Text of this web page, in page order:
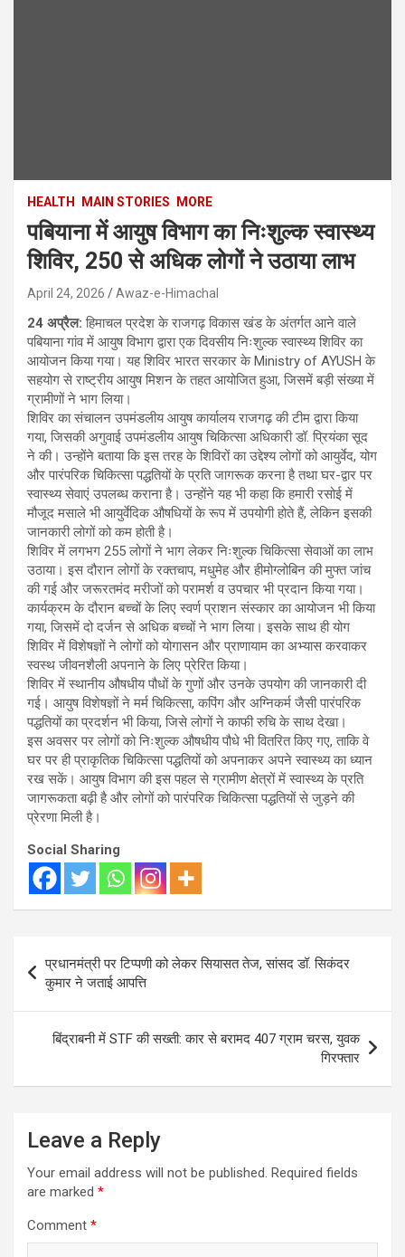
HEALTH MAIN STORIES MORE
पबियाना में आयुष विभाग का निःशुल्क स्वास्थ्य
शिविर, 250 से अधिक लोगों ने उठाया लाभ
April 24, 2026 Awaz-e-Himachal
24 अप्रैल:हिमाचल प्रदेश के राजगढ़ विकास खंड के अंतर्गत आने वाले
पबियाना गांव में आयुष विभाग द्वारा एक दिवसीय निःशुल्क स्वास्थ्य शिविर का
आयोजन किया गया। यह शिविर भारत सरकार के Ministry of AYUSH के
सहयोग से राष्ट्रीय आयुष मिशन के तहत आयोजित हुआ, जिसमें बड़ी संख्या में
ग्रामीणों ने भाग लिया।
शिविर का संचालन उपमंडलीय आयुष कार्यालय राजगढ़ की टीम द्वारा किया
गया, जिसकी अगुवाई उपमंडलीय आयुष चिकित्सा अधिकारी डॉ. प्रियंका सूद
ने की। उन्होंने बताया कि इस तरह के शिविरों का उद्देश्य लोगों को आयुर्वेद, योग
और पारंपरिक चिकित्सा पद्धतियों के प्रति जागरूक करना है तथा घर-द्वार पर
स्वास्थ्य सेवाएं उपलब्ध कराना है। उन्होंने यह भी कहा कि हमारी रसोई में
मौजूद मसाले भी आयुर्वेदिक औषधियों के रूप में उपयोगी होते हैं, लेकिन इसकी
जानकारी लोगों को कम होती है।
शिविर में लगभग 255 लोगों ने भाग लेकर निःशुल्क चिकित्सा सेवाओं का लाभ
उठाया। इस दौरान लोगों के रक्तचाप, मधुमेह और हीमोग्लोबिन की मुफ्त जांच
की गई और जरूरतमंद मरीजों को परामर्श व उपचार भी प्रदान किया गया।
कार्यक्रम के दौरान बच्चों के लिए स्वर्ण प्राशन संस्कार का आयोजन भी किया
गया, जिसमें दो दर्जन से अधिक बच्चों ने भाग लिया। इसके साथ ही योग
शिविर में विशेषज्ञों ने लोगों को योगासन और प्राणायाम का अभ्यास करवाकर
स्वस्थ जीवनशैली अपनाने के लिए प्रेरित किया।
शिविर में स्थानीय औषधीय पौधों के गुणों और उनके उपयोग की जानकारी दी
गई। आयुष विशेषज्ञों ने मर्म चिकित्सा, कपिंग और अग्निकर्म जैसी पारंपरिक
पद्धतियों का प्रदर्शन भी किया, जिसे लोगों ने काफी रुचि के साथ देखा।
इस अवसर पर लोगों को निःशुल्क औषधीय पौधे भी वितरित किए गए, ताकि वे
घर पर ही प्राकृतिक चिकित्सा पद्धतियों को अपनाकर अपने स्वास्थ्य का ध्यान
रख सकें। आयुष विभाग की इस पहल से ग्रामीण क्षेत्रों में स्वास्थ्य के प्रति
जागरूकता बढ़ी है और लोगों को पारंपरिक चिकित्सा पद्धतियों से जुड़ने की
प्रेरणा मिली है।
Social Sharing
navigation
प्रधानमंत्री पर टिप्पणी को लेकर सियासत तेज, सांसद डॉ. सिकंदर
कुमार ने जताई आपत्ति
बिंद्राबनी में STF की सख्ती: कार से बरामद 407 ग्राम चरस, युवक
गिरफ्तार
Leave a Reply
Your email address will not be published. Required fields
are marked *
Comment *